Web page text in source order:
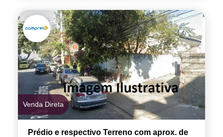
Venda Direta
Prédio e respectivo Terreno com aprox. de